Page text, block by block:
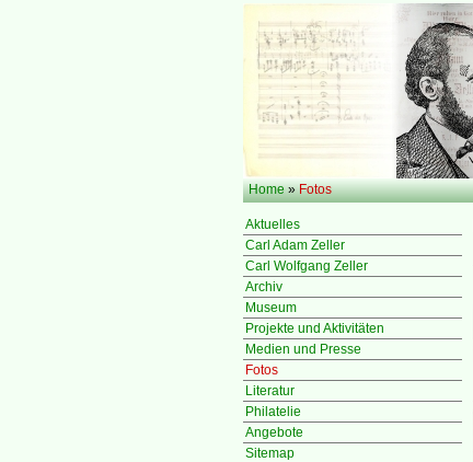
Home »Fotos
Aktuelles
Carl Adam Zeller
Carl Wolfgang Zeller
Archiv
Museum
Projekte und Aktivitäten
Medien und Presse
Fotos
Literatur
Philatelie
Angebote
Sitemap